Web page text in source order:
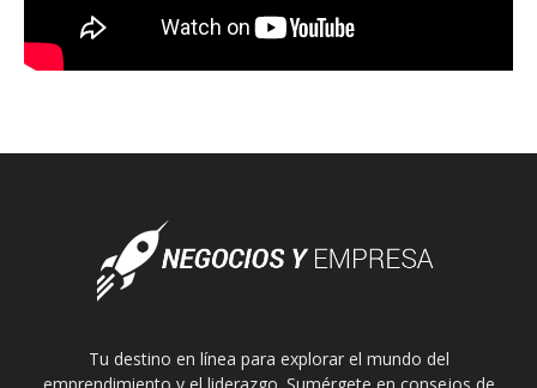
Tu destino en línea para explorar el mundo del